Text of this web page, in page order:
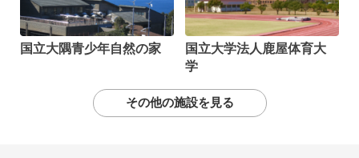
国立大隅青少年自然の家
国立大学法人鹿屋体育大
学
その他の施設を見る